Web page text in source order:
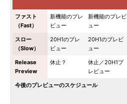
ファスト
（Fast）
新機能のプレ
ビュー
新機能のプレビ
ュー
スロー
（Slow）
20H1のプレ
ビュー
20H1のプレビ
ュー
Release
Preview
休止？
休止／20H1プ
レビュー
今後のプレビューのスケジュール